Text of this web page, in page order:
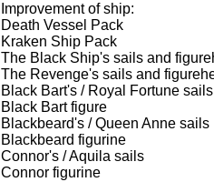
Improvement of ship:
Death Vessel Pack
Kraken Ship Pack
The Black Ship's sails and
The Revenge's sails and
Black Bart's / Royal Fortune sails
Black Bart figure
Blackbeard's / Queen Anne sails
Blackbeard figurine
Connor's / Aquila sails
Connor figurine